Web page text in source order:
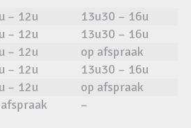
– 12u
13u30 – 16u
– 12u
13u30 – 16u
– 12u
op afspraak
– 12u
13u30 – 16u
– 12u
op afspraak
–